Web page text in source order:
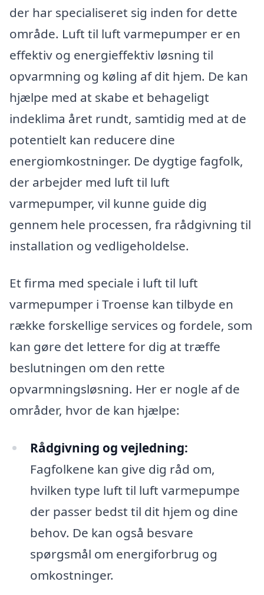
der har specialiseret sig inden for dette
område. Luft til luft varmepumper er en
effektiv og energieffektiv løsning til
opvarmning og køling af dit hjem. De kan
hjælpe med at skabe et behageligt
indeklima året rundt, samtidig med at de
potentielt kan reducere dine
energiomkostninger. De dygtige fagfolk,
der arbejder med luft til luft
varmepumper, vil kunne guide dig
gennem hele processen, fra rådgivning til
installation og vedligeholdelse.
Et firma med speciale i luft til luft
varmepumper i Troense kan tilbyde en
række forskellige services og fordele, som
kan gøre det lettere for dig at træffe
beslutningen om den rette
opvarmningsløsning. Her er nogle af de
områder, hvor de kan hjælpe:
Rådgivning og vejledning:
Fagfolkene kan give dig råd om,
hvilken type luft til luft varmepumpe
der passer bedst til dit hjem og dine
behov. De kan også besvare
spørgsmål om energiforbrug og
omkostninger.